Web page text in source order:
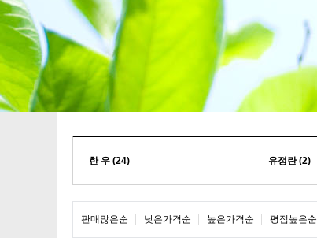
한 우 (24) 유정란 (2)
판매많은순 낮은가격순 높은가격순 평점높은순